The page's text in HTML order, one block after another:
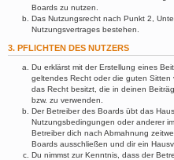
Boards zu nutzen.
Das Nutzungsrecht nach Punkt 2,
Nutzungsvertrages bestehen.
3. PFLICHTEN DES NUTZERS
Du erklärst mit der Erstellung eines
geltendes Recht oder die guten Sitten
das Recht besitzt, die in deinen
bzw. zu verwenden.
Der Betreiber des Boards übt das
Nutzungsbedingungen oder anderer
Betreiber dich nach Abmahnung
Boards ausschließen und dir ein
Du nimmst zur Kenntnis, dass der